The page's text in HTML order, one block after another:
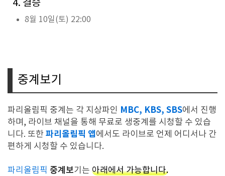
4. 결승
8월 10일(토) 22:00
중계보기
파리올림픽 중계는 각 지상파인 MBC, KBS, SBS에서 진행
하며, 라이브 채널을 통해 무료로 생중계를 시청할 수 있습
니다. 또한 파리올림픽 앱에서도 라이브로 언제 어디서나 간
편하게 시청할 수 있습니다.
파리올림픽 중계보기는 아래에서 가능합니다.